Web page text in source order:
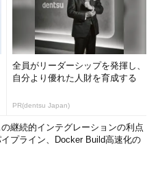
全員がリーダーシップを発揮し、
自分より優れた人財を育成する
PR(dentsu Japan)
継続的インテグレーションの利点
プライン、Docker Build高速化の